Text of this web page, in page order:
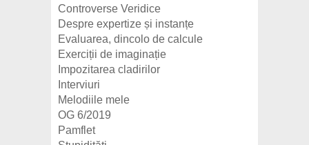
Controverse Veridice
Despre expertize și instanțe
Evaluarea, dincolo de calcule
Exerciții de imaginație
Impozitarea cladirilor
Interviuri
Melodiile mele
OG 6/2019
Pamflet